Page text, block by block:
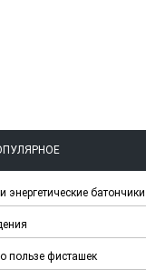
пользе фисташек